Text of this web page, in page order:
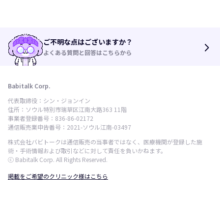
ご不明な点はございますか？
よくある質問と回答はこちらから arrow_forward_ios
Babitalk Corp.
代表取締役：シン・ジョンイン
住所：ソウル特別市瑞草区江南大路363 11階
事業者登録番号：836-86-02172
通信販売業申告番号：2021-ソウル江南-03497
株式会社バビトークは通信販売の当事者ではなく、医療機関が登録した施
術・手術情報および取引などに対して責任を負いかねます。
ⓒ Babitalk Corp. All Rights Reserved.
掲載をご希望のクリニック様はこちら